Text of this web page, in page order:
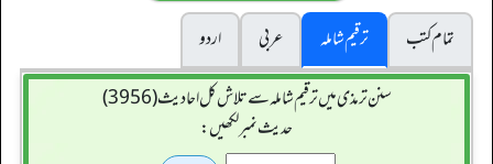
تمام کتب
ترقیم شاملہ عربی
اردو
سنن ترمذی میں ترقیم شاملہ سے تلاش کل احادیث (3956)
حدیث نمبر لکھیں: